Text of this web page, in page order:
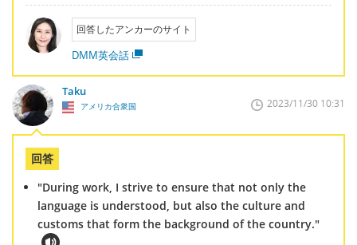
回答したアンカーのサイト
DMM英会話
Taku
アメリカ合衆国 2023/11/30 10:31
回答
"During work, I strive to ensure that not only the
language is understood, but also the culture and
customs that form the background of the country."